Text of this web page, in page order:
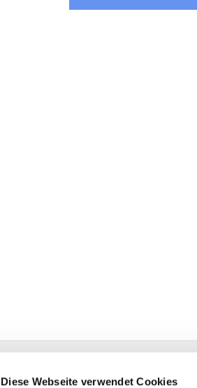
Diese Webseite verwendet Cookies